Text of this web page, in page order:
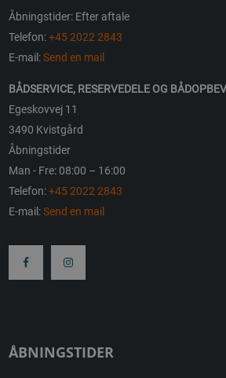
Åbningstider: Efter aftale
Telefon:+45 2022 2843
E-mail:Send en mail
BÅDSERVICE, RESERVEDELE OG
Egeskovvej 11
3490 Kvistgård
Åbningstider
Man - Fre: 08:00 – 16:00
Telefon:+45 2022 2843
E-mail:Send en mail
ÅBNINGSTIDER